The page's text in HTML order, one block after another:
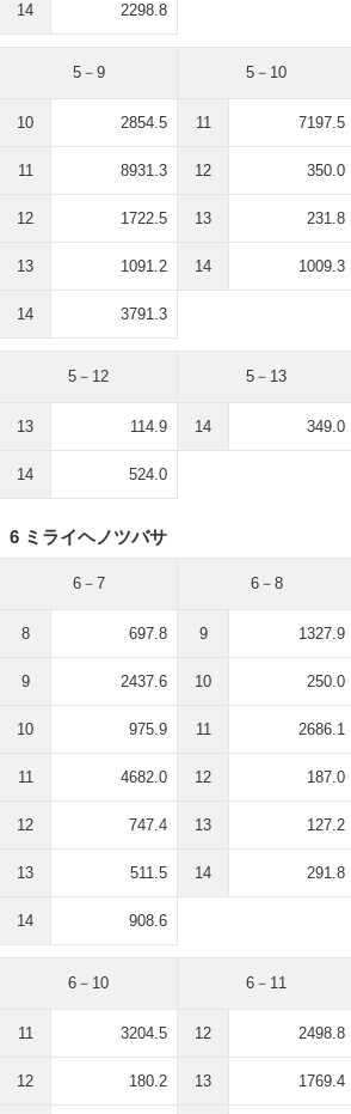
14 2298.8
5－9
10 2854.5
11 8931.3
12 1722.5
13 1091.2
14 3791.3
5－10
11 7197.5
12 350.0
13 231.8
14 1009.3
5－12
13 114.9
14 524.0
5－13
14 349.0
6 ミライヘノツバサ
6－7
8 697.8
9 2437.6
10 975.9
11 4682.0
12 747.4
13 511.5
14 908.6
6－8
9 1327.9
10 250.0
11 2686.1
12 187.0
13 127.2
14 291.8
6－10
11 3204.5
12 180.2
6－11
12 2498.8
13 1769.4